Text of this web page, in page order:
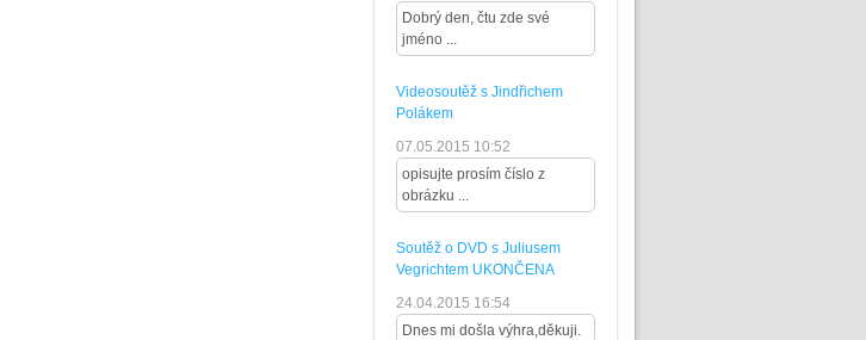
Dobrý den, čtu zde své
jméno ...
Videosoutěž s Jindřichem
Polákem
07.05.2015 10:52
opisujte prosím číslo z
obrázku ...
Soutěž o DVD s Juliusem
Vegrichtem UKONČENA
24.04.2015 16:54
Dnes mi došla výhra,děkuji.